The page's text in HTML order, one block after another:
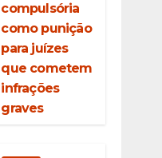
compulsória
como punição
para juízes
que cometem
infrações
graves